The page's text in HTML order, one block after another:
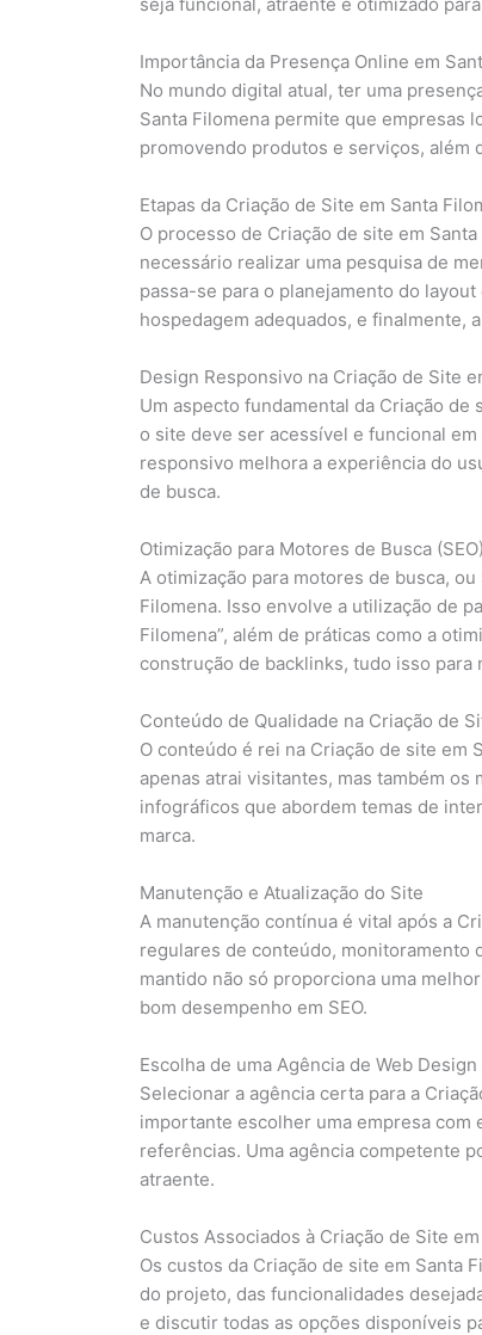
Importância da Presença Online em
No mundo digital atual, ter uma
Santa Filomena permite que empresas
promovendo produtos e serviços, além
Etapas da Criação de Site em Santa
O processo de Criação de site em
necessário realizar uma pesquisa de
passa-se para o planejamento do
hospedagem adequados, e finalmente,
Design Responsivo na Criação de Site
Um aspecto fundamental da Criação
o site deve ser acessível e funcional
responsivo melhora a experiência do
de busca.
Otimização para Motores de Busca (SEO)
A otimização para motores de busca,
Filomena. Isso envolve a utilização de
Filomena”, além de práticas como a
construção de backlinks, tudo isso
Conteúdo de Qualidade na Criação de
O conteúdo é rei na Criação de site em
apenas atrai visitantes, mas também
infográficos que abordem temas de
marca.
Manutenção e Atualização do Site
A manutenção contínua é vital após a
regulares de conteúdo, monitoramento
mantido não só proporciona uma
bom desempenho em SEO.
Escolha de uma Agência de Web
Selecionar a agência certa para a
importante escolher uma empresa
referências. Uma agência competente
atraente.
Custos Associados à Criação de Site
Os custos da Criação de site em Santa
do projeto, das funcionalidades
e discutir todas as opções disponíveis